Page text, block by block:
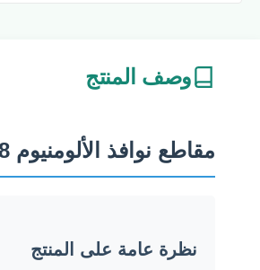
وصف المنتج
مقاطع نوافذ الألومنيوم T7 T8 سلسلة 6000 مقاومة للتآكل
نظرة عامة على المنتج